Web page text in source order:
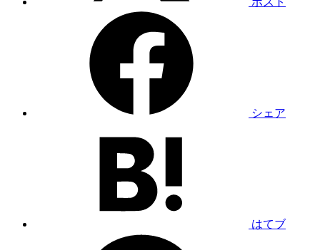
シェア
はてブ